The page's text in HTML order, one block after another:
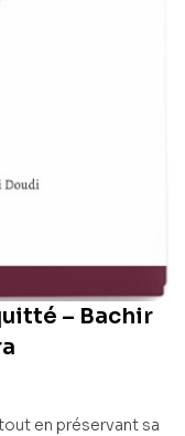
– Bachir
en préservant sa